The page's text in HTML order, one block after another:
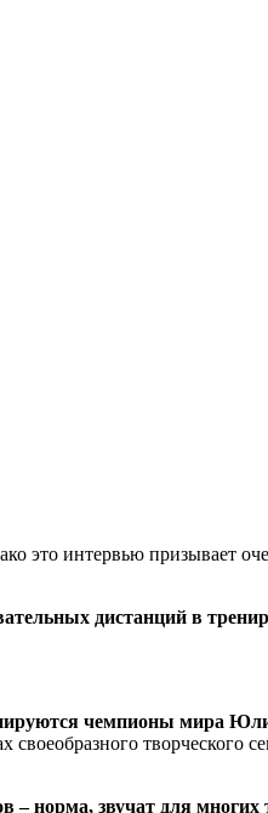
это интервью призывает
дистанций в
чемпионы мира
творческого
звучат для многих